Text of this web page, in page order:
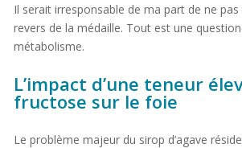
Il serait irresponsable de ma part de ne
revers de la médaille. Tout est une
métabolisme.
L’impact d’une teneur
fructose sur le foie
Le problème majeur du sirop d’agave